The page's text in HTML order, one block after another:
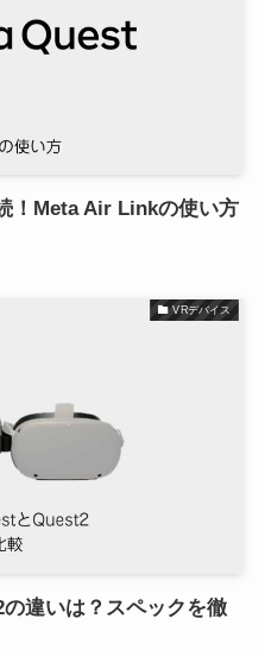
！Meta Air Linkの使い方
VRデバイス
違いは？スペックを徹